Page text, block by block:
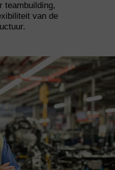
teambuilding,
van de